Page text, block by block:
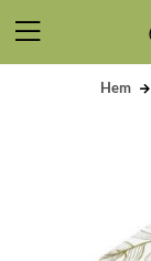
Hem